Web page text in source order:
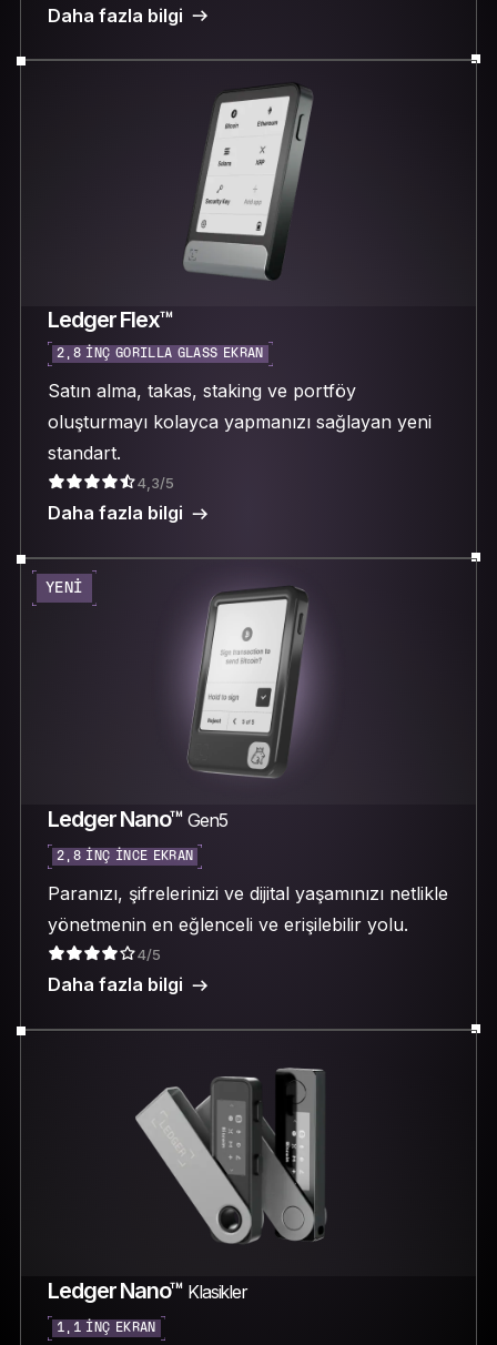
Daha fazla bilgi
Ledger Flex™
2,8 INÇ GORILLA GLASS EKRAN
Satın alma, takas, staking ve portföy
oluşturmayı kolayca yapmanızı sağlayan yeni
standart.
4,3/5
Daha fazla bilgi
YENI
Ledger Nano™ Gen5
2,8 INÇ INCE EKRAN
Paranızı, şifrelerinizi ve dijital yaşamınızı netlikle
yönetmenin en eğlenceli ve erişilebilir yolu.
4/5
Daha fazla bilgi
Ledger Nano™ Klasikler
1,1 INÇ EKRAN